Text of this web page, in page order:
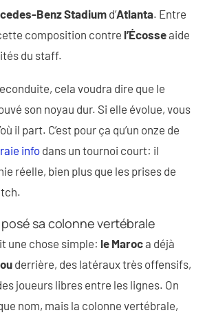
Benz Stadiumd’Atlanta. Entre
composition contre l’Écosseaide
du staff.
cela voudra dire que le
son noyau dur. Si elle évolue, vous
il part. C’est pour ça qu’un onze de
info dans un tournoi court: il
réelle, bien plus que les prises de
sa colonne vertébrale
une chose simple: le Maroca déjà
derrière, des latéraux très offensifs,
joueurs libres entre les lignes. On
nom, mais la colonne vertébrale,